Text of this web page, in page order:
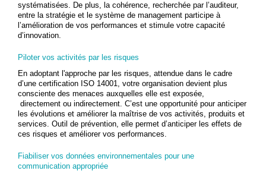
systématisées. De plus, la cohérence, recherchée par l’auditeur,
entre la stratégie et le système de management participe à
l’amélioration de vos performances et stimule votre capacité
d’innovation.
Piloter vos activités par les risques
En adoptant l'approche par les risques, attendue dans le cadre
d’une certification ISO 14001, votre organisation devient plus
consciente des menaces auxquelles elle est exposée,
directement ou indirectement. C’est une opportunité pour anticiper
les évolutions et améliorer la maîtrise de vos activités, produits et
services. Outil de prévention, elle permet d’anticiper les effets de
ces risques et améliorer vos performances.
Fiabiliser vos données environnementales pour une
communication appropriée